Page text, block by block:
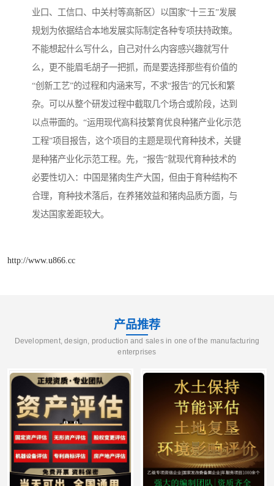
业口、工信口、中关村等高新区）以国家“十三五”发展
规划为依据结合本地发展实际制定各种专项扶持政策。
不能想起什么写什么，自己对什么内容感兴趣就写什
么，更不能眉毛胡子一把抓，而是要选择那些有价值的
“创新工艺”的过程和内涵来写，不求“报告”的冗长和繁
杂。可以从整个研发过程中截取几个场合或阶段，达到
以点带面的。“运用现代高科技繁育优良种猪产业化示范
工程”项目报告，这个项目的主题是现代育种技术，关键
是种猪产业化示范工程。先，“报告”就现代育种技术的
必要性切入：中国是猪肉生产大国，但由于育种结构不
合理，育种技术落后，在养猪效益和猪肉品质方面，与
发达国家差距较大。
http://www.u866.cc
产品推荐
Development, design, production and sales in one of the manufacturing
enterprises